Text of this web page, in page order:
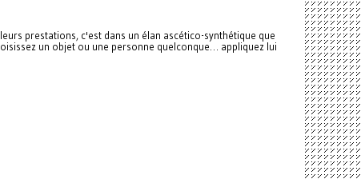
prestations, c'est dans un élan ascético-synthétique que
un objet ou une personne quelconque… appliquez lui